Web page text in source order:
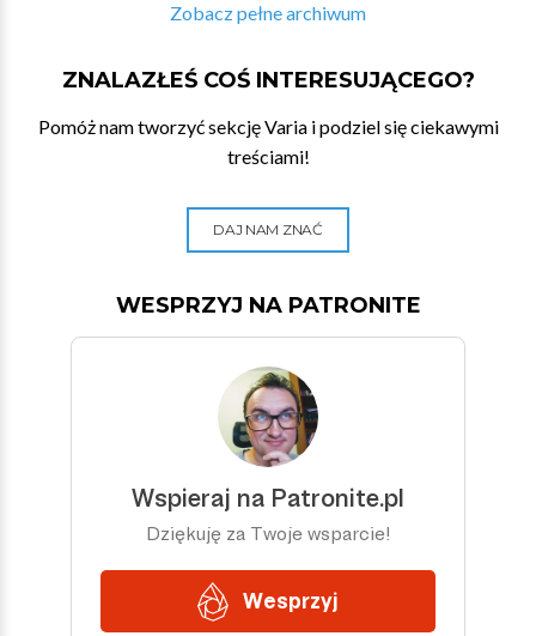
Zobacz pełne archiwum
ZNALAZŁEŚ COŚ INTERESUJĄCEGO?
Pomóż nam tworzyć sekcję Varia i podziel się ciekawymi
treściami!
DAJ NAM ZNAĆ
WESPRZYJ NA PATRONITE